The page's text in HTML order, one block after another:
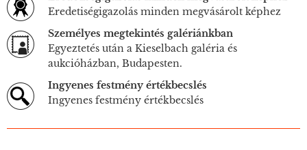
Eredetiségigazolás minden megvásárolt képhez
Személyes megtekintés galériánkban
Egyeztetés után a Kieselbach galéria és
aukcióházban, Budapesten.
Ingyenes festmény értékbecslés
Ingyenes festmény értékbecslés